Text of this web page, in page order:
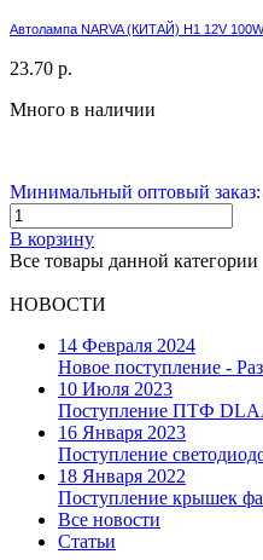
Автолампа NARVA (КИТАЙ) H1 12V
23.70 р.
Много в наличии
Минимальный оптовый заказ:
В корзину
Все товары данной категории
НОВОСТИ
14 Февраля 2024
Новое поступление -
10 Июля 2023
Поступление ПТФ
16 Января 2023
Поступление
18 Января 2022
Поступление крышек
Все новости
Статьи